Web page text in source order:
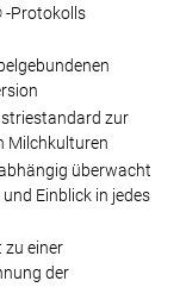
-Protokolls
zur
Milchkulturen
überwacht
Einblick in jedes
zu einer
der